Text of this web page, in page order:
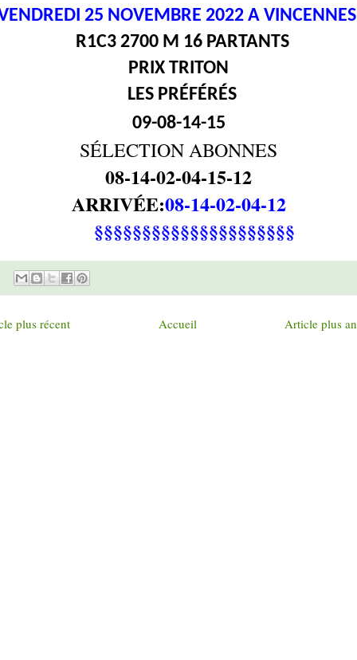
25 NOVEMBRE 2022 A
R1C3 2700 M 16 PARTANTS
PRIX TRITON
LES PRÉFÉRÉS
09-08-14-15
SÉLECTION ABONNES
08-14-02-04-15-12
ARRIVÉE:08-14-02-04-12
§§§§§§§§§§§§§§§§§§§§§
plus récent Article plus
Accueil